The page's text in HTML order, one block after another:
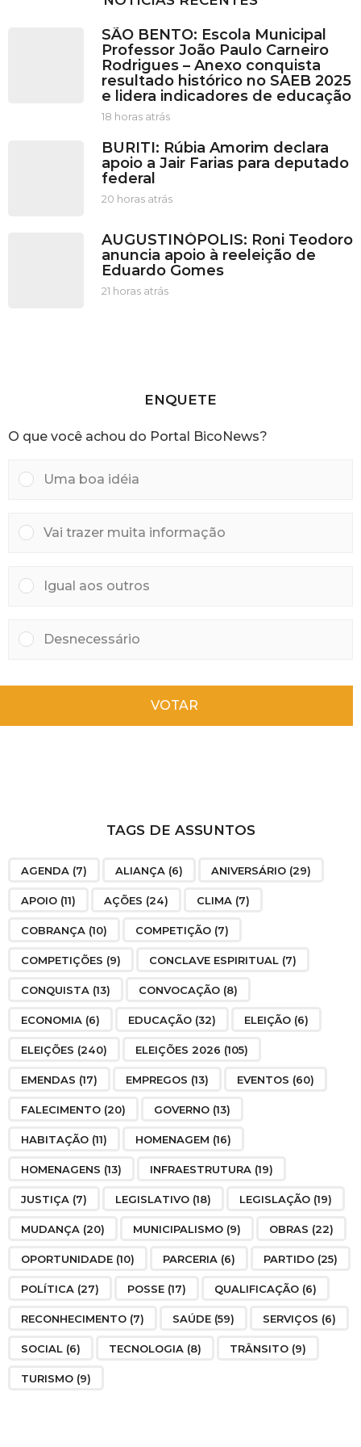
SÃO BENTO: Escola Municipal
Professor João Paulo Carneiro
Rodrigues – Anexo conquista
resultado histórico no SAEB 2025
e lidera indicadores de educação
18 horas atrás1
h
o
r
á
BURITI: Rúbia Amorim declara
apoio a Jair Farias para deputado
federal
20 horas atrás2
o
r
a
AUGUSTINÓPOLIS: Roni Teodoro
anuncia apoio à reeleição de
Eduardo Gomes
21 horas atrás2
a
á
ENQUETE
O que você achou do Portal BicoNews?
Uma boa idéia
Vai trazer muita informação
Igual aos outros
Desnecessário
VOTAR
TAGS DE ASSUNTOS
AGENDA (7) ALIANÇA (6) ANIVERSÁRIO (29)
APOIO (11) AÇÕES (24) CLIMA (7)
COBRANÇA (10) COMPETIÇÃO (7)
COMPETIÇÕES (9) CONCLAVE ESPIRITUAL (7)
CONQUISTA (13) CONVOCAÇÃO (8)
ECONOMIA (6) EDUCAÇÃO (32) ELEIÇÃO (6)
ELEIÇÕES (240) ELEIÇÕES 2026 (105)
EMENDAS (17) EMPREGOS (13) EVENTOS (60)
FALECIMENTO (20) GOVERNO (13)
HABITAÇÃO (11) HOMENAGEM (16)
HOMENAGENS (13) INFRAESTRUTURA (19)
JUSTIÇA (7) LEGISLATIVO (18) LEGISLAÇÃO (19)
MUDANÇA (20) MUNICIPALISMO (9) OBRAS (22)
OPORTUNIDADE (10) PARCERIA (6) PARTIDO (25)
POLÍTICA (27) POSSE (17) QUALIFICAÇÃO (6)
RECONHECIMENTO (7) SAÚDE (59) SERVIÇOS (6)
SOCIAL (6) TECNOLOGIA (8) TRÂNSITO (9)
TURISMO (9)